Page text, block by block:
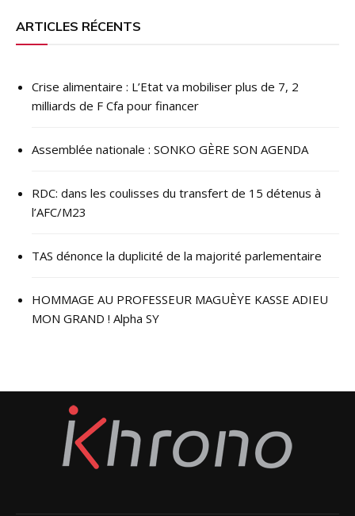
l’article
ARTICLES RÉCENTS
Crise alimentaire : L’Etat va mobiliser plus de 7, 2
milliards de F Cfa pour financer
Assemblée nationale : SONKO GÈRE SON AGENDA
RDC: dans les coulisses du transfert de 15 détenus à
l’AFC/M23
TAS dénonce la duplicité de la majorité parlementaire
HOMMAGE AU PROFESSEUR MAGUÈYE KASSE ADIEU
MON GRAND ! Alpha SY